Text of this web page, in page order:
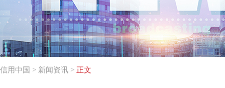
信用中国 > 新闻资讯 > 正文